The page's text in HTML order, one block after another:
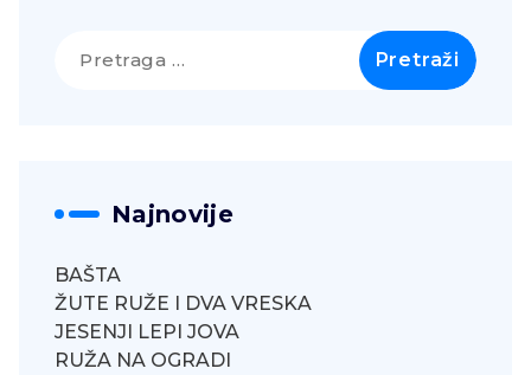
Najnovije
BAŠTA
ŽUTE RUŽE I DVA VRESKA
JESENJI LEPI JOVA
RUŽA NA OGRADI